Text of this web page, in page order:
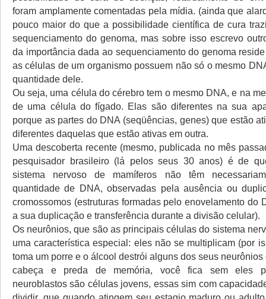
foram amplamente comentadas pela mídia. (ainda que
pouco maior do que a possibilidade científica de cura
sequenciamento do genoma, mas sobre isso escrevo
da importância dada ao sequenciamento do genoma
as células de um organismo possuem não só o mesmo
quantidade dele.
Ou seja, uma célula do cérebro tem o mesmo DNA, e na
de uma célula do fígado. Elas são diferentes na sua
porque as partes do DNA (seqüências, genes) que estão
diferentes daquelas que estão ativas em outra.
Uma descoberta recente (mesmo, publicada no mês
pesquisador brasileiro (lá pelos seus 30 anos) é de
sistema nervoso de mamíferos não têm
quantidade de DNA, observadas pela ausência ou
cromossomos (estruturas formadas pelo enovelamento do
a sua duplicação e transferência durante a divisão celular).
Os neurônios, que são as principais células do sistema
uma característica especial: eles não se multiplicam (por
toma um porre e o álcool destrói alguns dos seus
cabeça e preda de memória, você fica sem eles
neuroblastos são células jovens, essas sim com